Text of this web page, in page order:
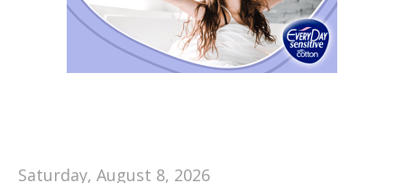
Saturday, August 8, 2026